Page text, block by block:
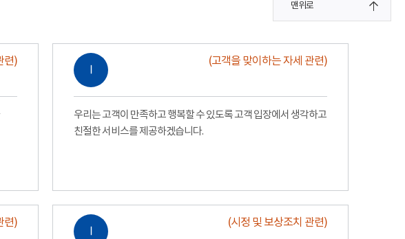
맨위로
련)
Ⅰ
(고객을 맞이하는 자세 관련)
우리는 고객이 만족하고 행복할 수 있도록 고객 입장에서 생각하고
친절한 서비스를 제공하겠습니다.
련)
Ⅰ
(시정 및 보상조치 관련)